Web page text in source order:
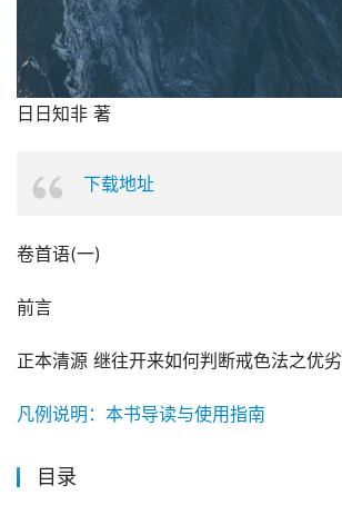
日日知非 著
下载地址
卷首语(一)
前言
正本清源 继往开来如何判断戒色法之优劣
凡例说明：本书导读与使用指南
目录